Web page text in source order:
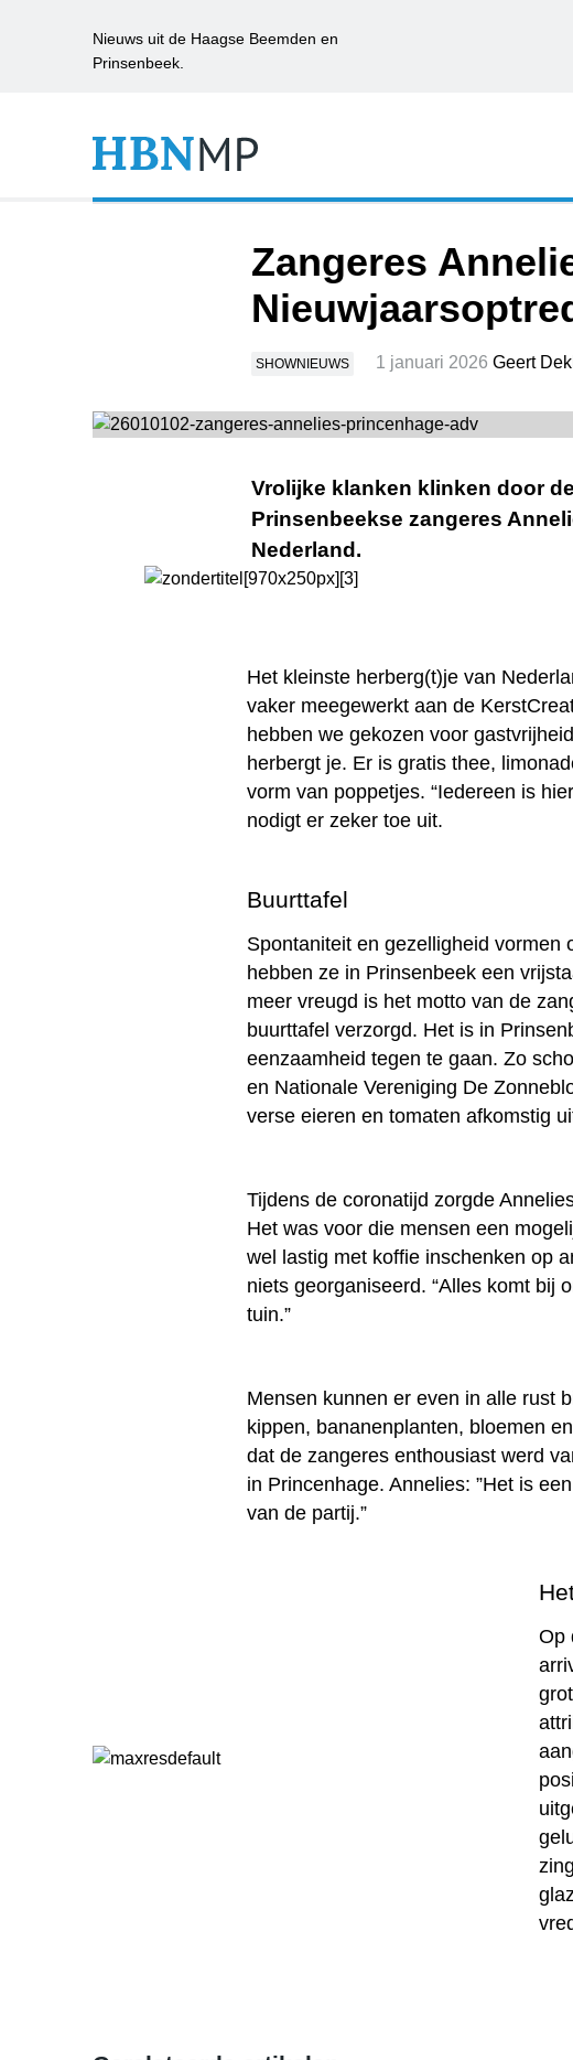
Nieuws uit de Haagse Beemden en
Prinsenbeek.
Zangeres
SHOWNIEUWS 1 januari 2026 Geert
Vrolijke klanken klinken door
Prinsenbeekse zangeres
Nederland.
Het kleinste herberg(t)je van
vaker meegewerkt aan de
hebben we gekozen voor
herbergt je. Er is gratis thee,
vorm van poppetjes. “Iedereen is
nodigt er zeker toe uit.
Buurttafel
Spontaniteit en gezelligheid vormen
hebben ze in Prinsenbeek een
meer vreugd is het motto van de
buurttafel verzorgd. Het is in
eenzaamheid tegen te gaan. Zo
en Nationale Vereniging De
verse eieren en tomaten afkomstig
Tijdens de coronatijd zorgde
Het was voor die mensen een
wel lastig met koffie inschenken op
niets georganiseerd. “Alles komt bij
tuin.”
Mensen kunnen er even in alle rust
kippen, bananenplanten, bloemen
dat de zangeres enthousiast werd
in Princenhage. Annelies: ”Het is
van de partij.”
Op